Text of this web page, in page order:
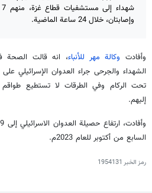
وإصابتان، خلال 24 ساعة الماضية.
وأفادت وكالة مهر للأنباء، انه قالت الصحة
الشهداء والجرحى جراء العدوان الإسرائيلي
تحت الركام وفي الطرقات لا تستطيع طواقم
إليهم.
السابع من أكتوبر للعام 2023م.
رمز الخبر 1954131